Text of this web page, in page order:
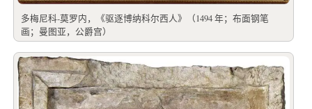
多梅尼科-莫罗内，《驱逐博纳科尔西人》（1494 年；布面钢笔
画；曼图亚，公爵宫）